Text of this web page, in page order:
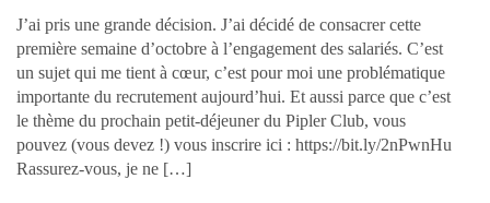
?
J’ai pris une grande décision. J’ai décidé de consacrer cette
première semaine d’octobre à l’engagement des salariés. C’est
un sujet qui me tient à cœur, c’est pour moi une problématique
importante du recrutement aujourd’hui. Et aussi parce que c’est
le thème du prochain petit-déjeuner du Pipler Club, vous
pouvez (vous devez !) vous inscrire ici : https://bit.ly/2nPwnHu
Rassurez-vous, je ne […]